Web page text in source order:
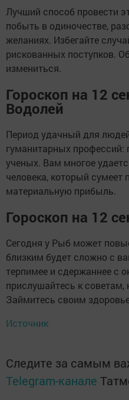
Лучший способ провести
побыть в одиночестве,
желаниях. Избегайте
рискованных поступков.
измениться.
Гороскоп на 12
Водолей
Период удачный для
гуманитарных профессий:
ученых. Вам многое
человека, который сумеет
материальную прибыль.
Гороскоп на 12
Сегодня у Рыб может
близким будет сложно с
терпимее и сдержаннее с
прислушайтесь к советам,
Займитесь своим
Источник
Следите за самым
Telegram-канале